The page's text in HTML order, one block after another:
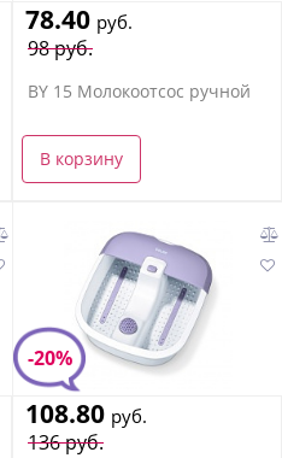
98 руб.
78.40 руб.
BY 15 Молокоотсос ручной
В корзину
-20%
136 руб.
108.80 руб.